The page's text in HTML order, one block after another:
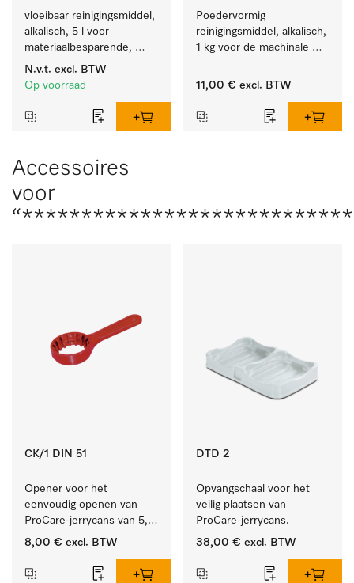
vloeibaar reinigingsmiddel,
alkalisch, 5 l voor
materiaalbesparende,
machinale reiniging van
laboratoriumglasw. en -
N.v.t. excl. BTW
Op voorraad
Poedervormig
reinigingsmiddel, alkalisch,
1 kg voor de machinale
tandheelkundige
11,00 € excl. BTW
Accessoires
voor
CK/1 DIN 51
Opener voor het
eenvoudig openen van
ProCare-jerrycans van 5,
10 en 20 l.
8,00 € excl. BTW
DTD 2
Opvangschaal voor het
veilig plaatsen van
ProCare-jerrycans.
38,00 € excl. BTW